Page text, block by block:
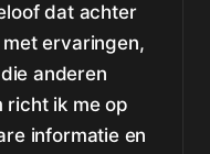
dat achter
ervaringen,
anderen
richt ik me op
informatie en